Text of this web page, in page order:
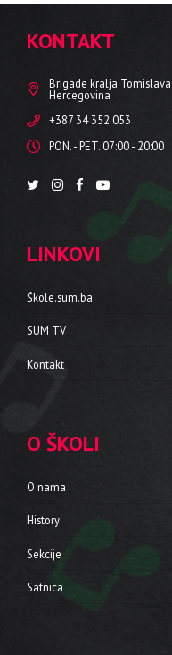
KONTAKT
Brigade kralja
Hercegovina
+387 34 352 053
PON. - PET. 07:00 - 20:00
LINKOVI
Škole.sum.ba
SUM TV
Kontakt
O ŠKOLI
O nama
History
Sekcije
Satnica